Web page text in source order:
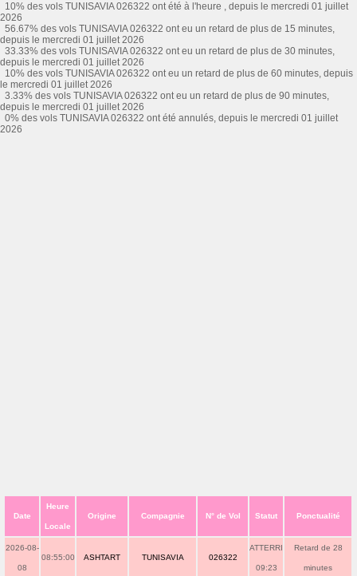
10% des vols TUNISAVIA 026322 ont été à l'heure , depuis le mercredi 01 juillet
2026
56.67% des vols TUNISAVIA 026322 ont eu un retard de plus de 15 minutes,
depuis le mercredi 01 juillet 2026
33.33% des vols TUNISAVIA 026322 ont eu un retard de plus de 30 minutes,
depuis le mercredi 01 juillet 2026
10% des vols TUNISAVIA 026322 ont eu un retard de plus de 60 minutes, depuis
le mercredi 01 juillet 2026
3.33% des vols TUNISAVIA 026322 ont eu un retard de plus de 90 minutes,
depuis le mercredi 01 juillet 2026
0% des vols TUNISAVIA 026322 ont été annulés, depuis le mercredi 01 juillet
2026
Date
Heure
Locale
Origine Compagnie N° de Vol Statut Ponctualité
2026-08-
08
08:55:00 ASHTART TUNISAVIA 026322
ATTERRI
09:23
Retard de 28
minutes